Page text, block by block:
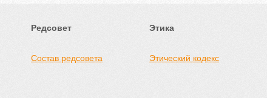
Редсовет
Состав редсовета
Этика
Этический кодекс